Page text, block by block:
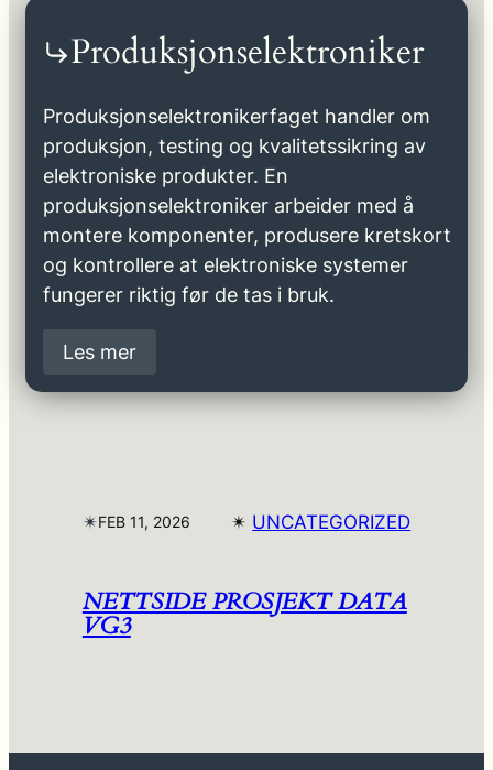
Produksjonselektroniker
Produksjonselektronikerfaget handler om
produksjon, testing og kvalitetssikring av
elektroniske produkter. En
produksjonselektroniker arbeider med å
montere komponenter, produsere kretskort
og kontrollere at elektroniske systemer
fungerer riktig før de tas i bruk.
Les mer
✴︎FEB 11, 2026 ✴︎ UNCATEGORIZED
NETTSIDE PROSJEKT DATA
VG3